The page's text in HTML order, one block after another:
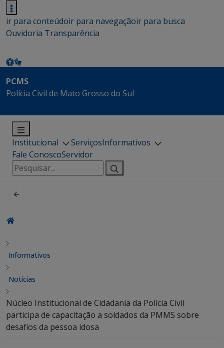
ir para conteúdoir para navegaçãoir para busca
Ouvidoria Transparência
PCMS
Polícia Civil de Mato Grosso do Sul
Institucional ServiçosInformativos
Fale ConoscoServidor
Pesquisar
por:
Informativos
Notícias
Núcleo Institucional de Cidadania da Polícia Civil
participa de capacitação a soldados da PMMS sobre
desafios da pessoa idosa